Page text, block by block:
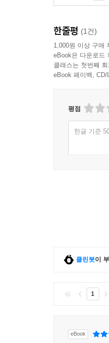
한줄평 (1건)
1,000원 이상 구매
eBook은 다운로드
클래스는 첫번째
eBook 페이백,
평점
한글 기준
클린봇이
1
eBook